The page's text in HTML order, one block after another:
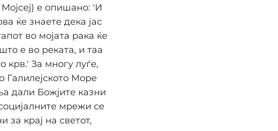
е опишано: 'И
ќе знаете дека јас
во мојата рака ќе
е во реката, и таа
крв.' За многу луѓе,
Галилејското Море
дали Божјите казни
мрежи се
за крај на светот,